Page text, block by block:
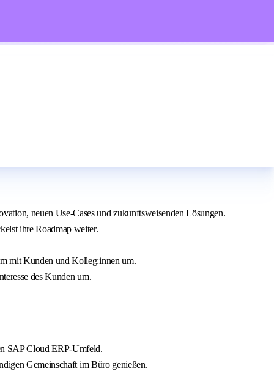
neuen Use‑Cases und zukunftsweisenden Lösungen.
ihre Roadmap weiter.
mit Kunden und Kolleg:innen um.
des Kunden um.
SAP Cloud ERP‑Umfeld.
Gemeinschaft im Büro genießen.